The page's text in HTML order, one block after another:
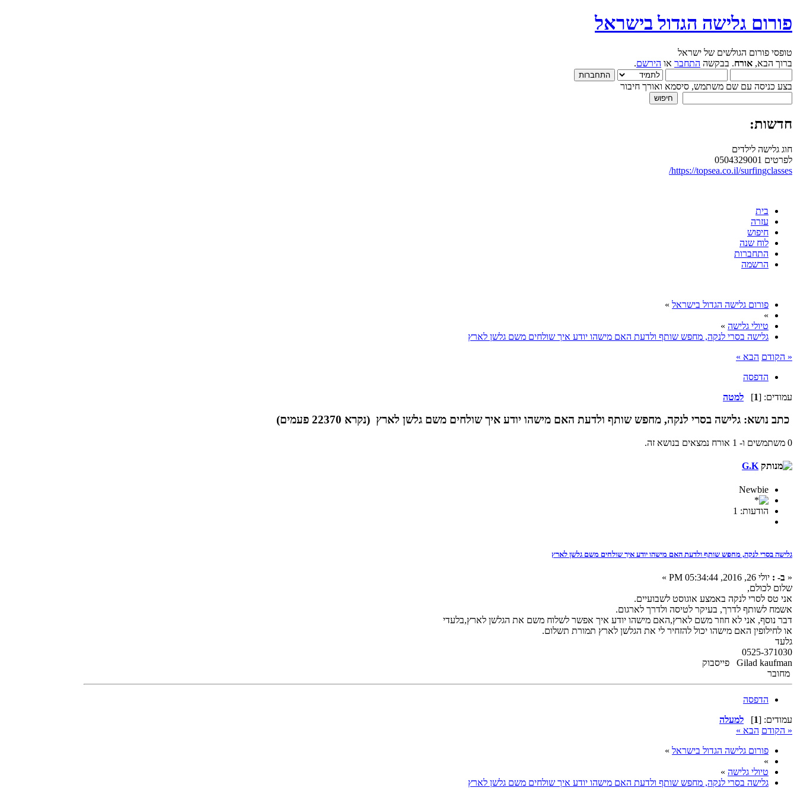
פורום גלישה הגדול בישראל
טופסי פורום הגולשים של ישראל
ברוך הבא, אורח. בבקשה התחבר או הירשם.
בצע כניסה עם שם משתמש, סיסמא ואורך חיבור
חדשות:
חוג גלישה לילדים
לפרטים 0504329001
https://topsea.co.il/surfingclasses/
בית
עזרה
חיפוש
לוח שנה
התחברות
הרשמה
פורום גלישה הגדול בישראל »
»
טיולי גלישה »
גלישה בסרי לנקה, מחפש שותף ולדעת האם מישהו יודע איך שולחים משם גלשן לארץ
« הקודם הבא »
הדפסה
עמודים: [1
] למטה
כתב נושא: גלישה בסרי לנקה, מחפש שותף ולדעת האם מישהו יודע איך שולחים משם גלשן לארץ (נקרא 22370 פעמים)
0 משתמשים ו- 1 אורח נמצאים בנושא זה.
G.K
Newbie
הודעות: 1
גלישה בסרי לנקה, מחפש שותף ולדעת האם מישהו יודע איך שולחים משם גלשן לארץ
« ב- : יולי 26, 2016, 05:34:44 PM »
שלום לכולם,
אני טס לסרי לנקה באמצע אוגוסט לשבועיים.
אשמח לשותף לדרך, בעיקר לטיסה ולדרך לארגום.
דבר נוסף, אני לא חוזר משם לארץ,האם מישהו יודע איך אפשר לשלוח משם את הגלשן לארץ,בלעדי
או לחילופין האם מישהו יכול להזחיר לי את הגלשן לארץ תמורת תשלום.
גלעד
0525-371030
Gilad kaufman פייסבוק
מחובר
הדפסה
עמודים: [1
] למעלה
« הקודם הבא »
פורום גלישה הגדול בישראל »
»
טיולי גלישה »
גלישה בסרי לנקה, מחפש שותף ולדעת האם מישהו יודע איך שולחים משם גלשן לארץ